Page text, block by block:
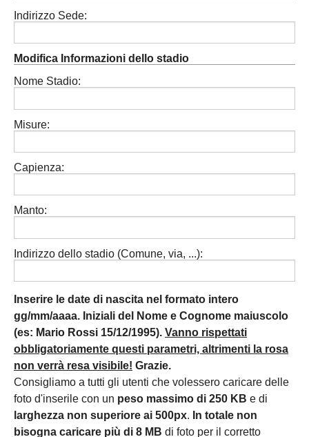
Indirizzo Sede:
Modifica Informazioni dello stadio
Nome Stadio:
Misure:
Capienza:
Manto:
Indirizzo dello stadio (Comune, via, ...):
Inserire le date di nascita nel formato intero
gg/mm/aaaa. Iniziali del Nome e Cognome maiuscolo
(es: Mario Rossi 15/12/1995). Vanno rispettati
obbligatoriamente questi parametri, altrimenti la rosa
non verrà resa visibile! Grazie.
Consigliamo a tutti gli utenti che volessero caricare delle
foto d'inserile con un peso massimo di 250 KB e di
larghezza non superiore ai 500px. In totale non
bisogna caricare più di 8 MB di foto per il corretto